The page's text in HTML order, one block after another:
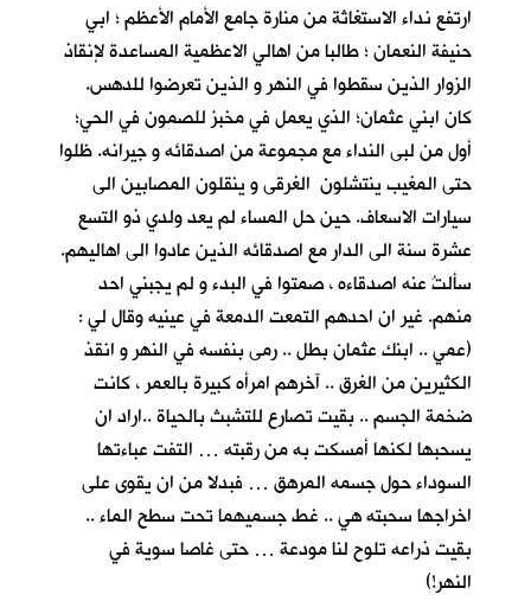
ارتفع نداء الاستغاثة من منارة جامع الأمام الأعظم ؛ ابي
حنيفة النعمان ؛ طالبا من اهالي الاعظمية المساعدة لإنقاذ
الزوار الذين سقطوا في النهر و الذين تعرضوا للدهس.
كان ابني عثمان؛ الذي يعمل في مخبز للصمون في الحي؛
أول من لبى النداء مع مجموعة من اصدقائه و جيرانه. ظلوا
حتى المغيب ينتشلون الغرقى و ينقلون المصابين الى
سيارات الاسعاف. حين حل المساء لم يعد ولدي ذو التسع
عشرة سنة الى الدار مع اصدقائه الذين عادوا الى اهاليهم.
سألتُ عنه اصدقاءه ، صمتوا في البدء و لم يجبني احد
منهم. غير ان احدهم التمعت الدمعة في عينيه وقال لي :
(عمي .. ابنك عثمان بطل .. رمى بنفسه في النهر و انقذ
الكثيرين من الغرق .. آخرهم امرأه كبيرة بالعمر ، كانت
ضخمة الجسم .. بقيت تصارع للتشبث بالحياة ..اراد ان
يسحبها لكنها أمسكت به من رقبته … التفت عباءتها
السوداء حول جسمه المرهق … فبدلا من ان يقوى على
اخراجها سحبته هي .. غط جسميهما تحت سطح الماء ..
بقيت ذراعه تلوح لنا مودعة … حتى غاصا سوية في
النهر!)